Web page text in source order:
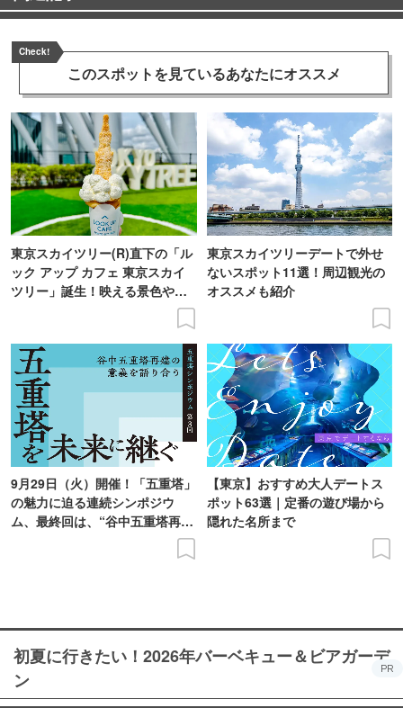
Check!
このスポットを見ているあなたにオススメ
東京スカイツリー(R)直下の「ル
ック アップ カフェ 東京スカイ
ツリー」誕生！映える景色やメ
東京スカイツリーデートで外せ
ないスポット11選！周辺観光の
オススメも紹介
9月29日（火）開催！「五重塔」
の魅力に迫る連続シンポジウ
ム、最終回は、“谷中五重塔再建
【東京】おすすめ大人デートス
ポット63選｜定番の遊び場から
隠れた名所まで
初夏に行きたい！2026年バーベキュー＆ビアガーデ
ン
PR